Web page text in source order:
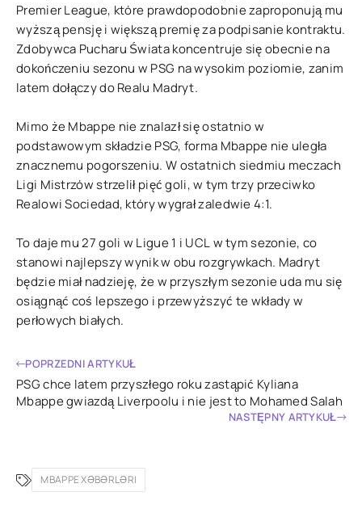
Premier League, które prawdopodobnie zaproponują mu
wyższą pensję i większą premię za podpisanie kontraktu.
Zdobywca Pucharu Świata koncentruje się obecnie na
dokończeniu sezonu w PSG na wysokim poziomie, zanim
latem dołączy do Realu Madryt.
Mimo że Mbappe nie znalazł się ostatnio w
podstawowym składzie PSG, forma Mbappe nie uległa
znacznemu pogorszeniu. W ostatnich siedmiu meczach
Ligi Mistrzów strzelił pięć goli, w tym trzy przeciwko
Realowi Sociedad, który wygrał zaledwie 4:1.
To daje mu 27 goli w Ligue 1 i UCL w tym sezonie, co
stanowi najlepszy wynik w obu rozgrywkach. Madryt
będzie miał nadzieję, że w przyszłym sezonie uda mu się
osiągnąć coś lepszego i przewyższyć te wkłady w
perłowych białych.
POPRZEDNI ARTYKUŁ
PSG chce latem przyszłego roku zastąpić Kyliana
Mbappe gwiazdą Liverpoolu i nie jest to Mohamed Salah
NASTĘPNY ARTYKUŁ
Madryt
uniemożliwi
MBAPPE XƏBƏRLƏRI